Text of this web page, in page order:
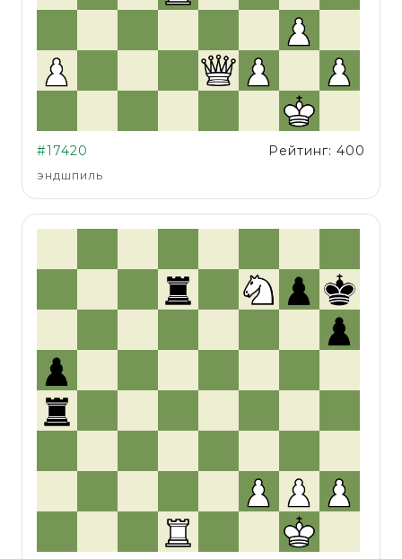
#17420 Рейтинг: 400
эндшпиль